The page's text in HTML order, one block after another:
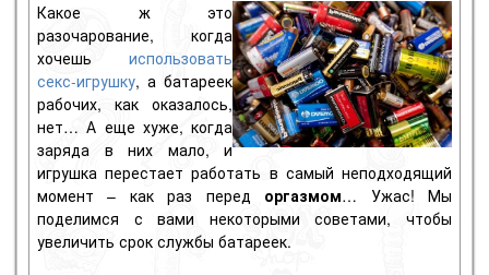
Какое ж это
разочарование, когда
хочешь использовать
секс-игрушку, а батареек
рабочих, как оказалось,
нет… А еще хуже, когда
заряда в них мало, и
игрушка перестает работать в самый неподходящий
момент – как раз перед оргазмом… Ужас! Мы
поделимся с вами некоторыми советами, чтобы
увеличить срок службы батареек.